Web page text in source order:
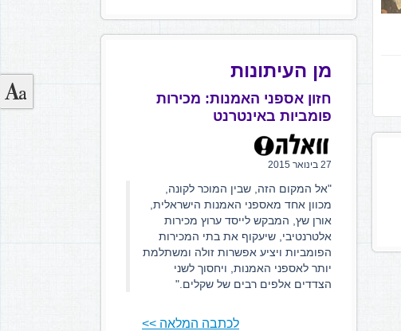
מן העיתונות
חזון אספני האמנות: מכירות
פומביות באינטרנט
27 בינואר 2015
"אל המקום הזה, שבין המוכר לקונה,
מכוון אחד מאספני האמנות הישראלית,
אורן שץ, המבקש לייסד ערוץ מכירות
אלטרנטיבי, שיעקוף את בתי המכירות
הפומביות ויציע אפשרות זולה ומשתלמת
יותר לאספני האמנות, ויחסוך לשני
הצדדים אלפים רבים של שקלים."
לכתבה המלאה >>